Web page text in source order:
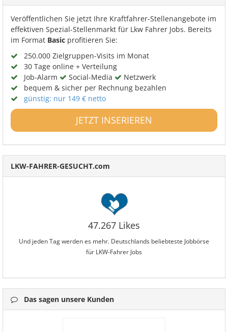
Veröffentlichen Sie jetzt Ihre Kraftfahrer-Stellenangebote im
effektiven Spezial-Stellenmarkt für Lkw Fahrer Jobs. Bereits
im Format Basic profitieren Sie:
250.000 Zielgruppen-Visits im Monat
30 Tage online + Verteilung
Job-Alarm
Social-Media
Netzwerk
bequem & sicher per Rechnung bezahlen
günstig: nur 149 € netto
JETZT INSERIEREN
LKW-FAHRER-GESUCHT.com
47.267 Likes
Und jeden Tag werden es mehr. Deutschlands beliebteste Jobbörse
für LKW-Fahrer Jobs
Das sagen unsere Kunden